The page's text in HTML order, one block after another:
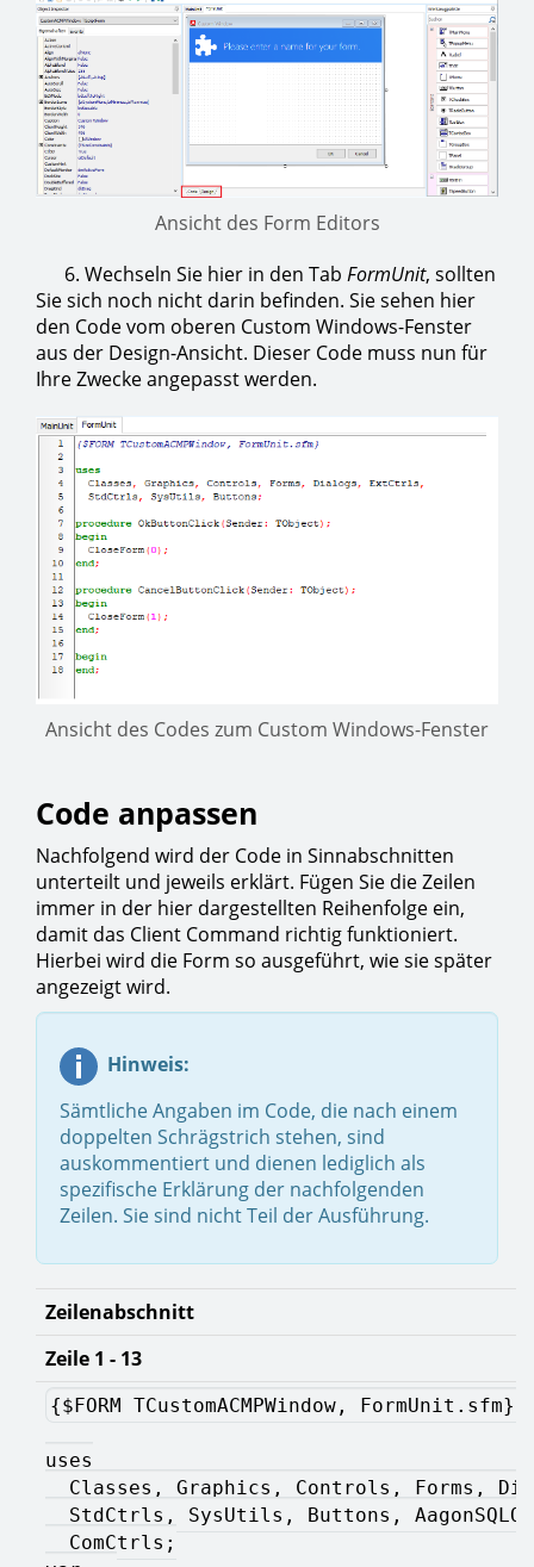
Ansicht des Form Editors
6. Wechseln Sie hier in den Tab FormUnit, sollten
Sie sich noch nicht darin befinden. Sie sehen hier
den Code vom oberen Custom Windows-Fenster
aus der Design-Ansicht. Dieser Code muss nun für
Ihre Zwecke angepasst werden.
Ansicht des Codes zum Custom Windows-Fenster
Code anpassen
Nachfolgend wird der Code in Sinnabschnitten
unterteilt und jeweils erklärt. Fügen Sie die Zeilen
immer in der hier dargestellten Reihenfolge ein,
damit das Client Command richtig funktioniert.
Hierbei wird die Form so ausgeführt, wie sie später
angezeigt wird.
Hinweis:
Sämtliche Angaben im Code, die nach einem
doppelten Schrägstrich stehen, sind
auskommentiert und dienen lediglich als
spezifische Erklärung der nachfolgenden
Zeilen. Sie sind nicht Teil der Ausführung.
Zeilenabschnitt
Zeile 1 - 13
{$FORM TCustomACMPWindow,
uses
Classes, Graphics, Controls, Forms,
StdCtrls, SysUtils, Buttons,
ComCtrls;